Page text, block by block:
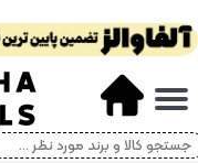
حساب کاربری من
تغییر گذر واژه
سفارشات